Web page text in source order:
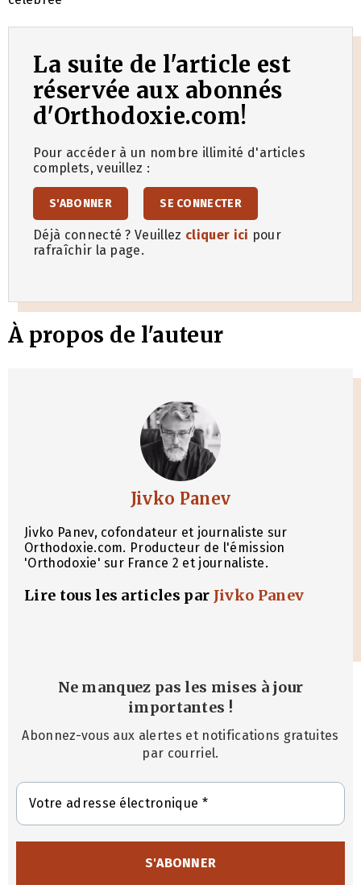
La suite de l'article est
réservée aux abonnés
d'Orthodoxie.com!
Pour accéder à un nombre illimité d'articles
complets, veuillez :
S'ABONNER SE CONNECTER
Déjà connecté ? Veuillez cliquer ici pour
rafraîchir la page.
À propos de l'auteur
Jivko Panev
Jivko Panev, cofondateur et journaliste sur
Orthodoxie.com. Producteur de l'émission
'Orthodoxie' sur France 2 et journaliste.
Lire tous les articles par Jivko Panev
Ne manquez pas les mises à jour
importantes !
Abonnez-vous aux alertes et notifications gratuites
par courriel.